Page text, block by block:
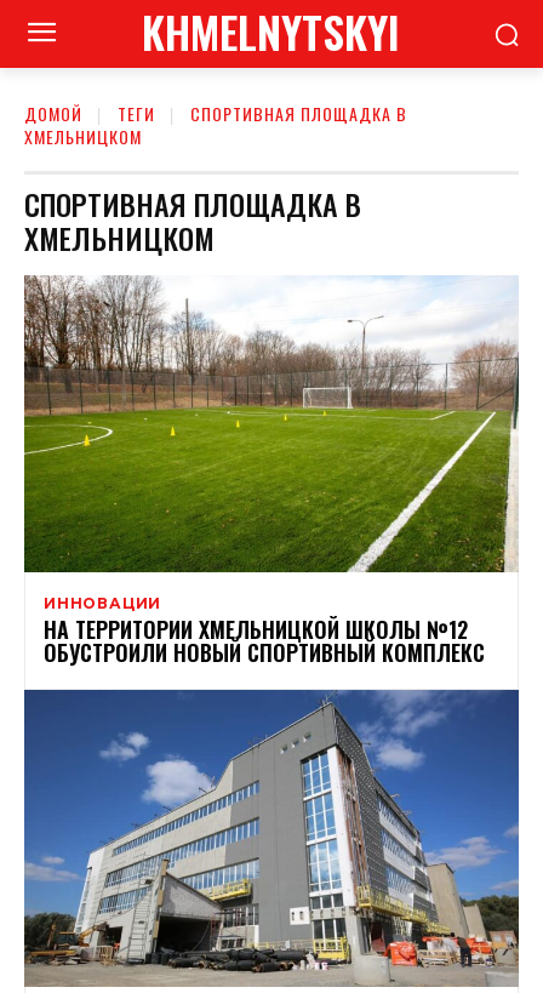
KHMELNYTSKYI
ДОМОЙ ТЕГИ
СПОРТИВНАЯ ПЛОЩАДКА В
ХМЕЛЬНИЦКОМ
СПОРТИВНАЯ ПЛОЩАДКА В
ХМЕЛЬНИЦКОМ
ИННОВАЦИИ
НА ТЕРРИТОРИИ ХМЕЛЬНИЦКОЙ ШКОЛЫ №12
ОБУСТРОИЛИ НОВЫЙ СПОРТИВНЫЙ КОМПЛЕКС